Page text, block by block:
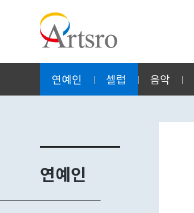
연예인 셀럽 음악
연예인